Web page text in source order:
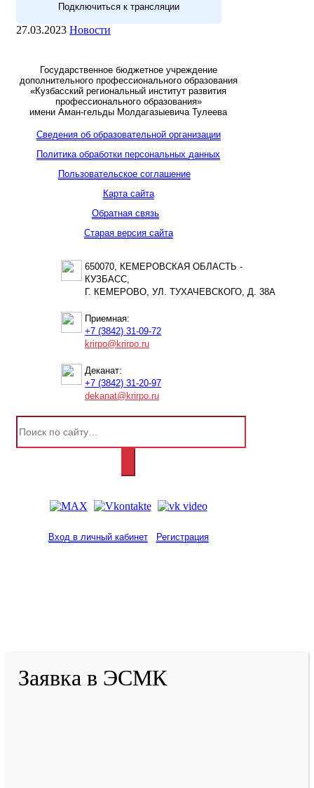
Подключиться к трансляции
27.03.2023 Новости
Государственное бюджетное учреждение
дополнительного профессионального образования
«Кузбасский региональный институт развития
профессионального образования»
имени Аман-гельды Молдагазыевича Тулеева
Сведения об образовательной организации
Политика обработки персональных данных
Пользовательское соглашение
Карта сайта
Обратная связь
Старая версия сайта
650070, КЕМЕРОВСКАЯ ОБЛАСТЬ -
КУЗБАСС,
Г. КЕМЕРОВО, УЛ. ТУХАЧЕВСКОГО, Д. 38А
Приемная:
+7 (3842) 31-09-72
krirpo@krirpo.ru
Деканат:
+7 (3842) 31-20-97
dekanat@krirpo.ru
Вход в личный кабинет Регистрация
Заявка в ЭСМК